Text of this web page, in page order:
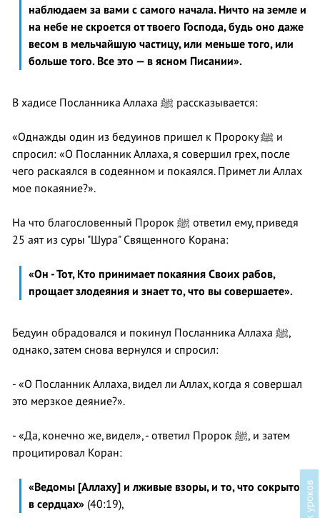
наблюдаем за вами с самого начала. Ничто на земле и
на небе не скроется от твоего Господа, будь оно даже
весом в мельчайшую частицу, или меньше того, или
больше того. Все это — в ясном Писании».
В хадисе Посланника Аллаха ﷺ рассказывается:
«Однажды один из бедуинов пришел к Пророку ﷺ и
спросил: «О Посланник Аллаха, я совершил грех, после
чего раскаялся в содеянном и покаялся. Примет ли Аллах
мое покаяние?».
На что благословенный Пророк ﷺ ответил ему, приведя
25 аят из суры "Шура" Священного Корана:
«Он - Тот, Кто принимает покаяния Своих рабов,
прощает злодеяния и знает то, что вы совершаете».
Бедуин обрадовался и покинул Посланника Аллаха ﷺ,
однако, затем снова вернулся и спросил:
- «О Посланник Аллаха, видел ли Аллах, когда я совершал
это мерзкое деяние?».
- «Да, конечно же, видел», - ответил Пророк ﷺ, и затем
процитировал Коран:
«Ведомы [Аллаху] и лживые взоры, и то, что сокрыто
в сердцах» (40:19),